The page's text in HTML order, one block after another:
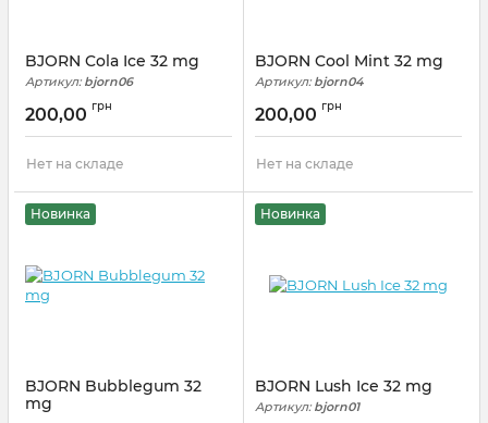
BJORN Cola Ice 32 mg
Артикул:bjorn06
200,00 грн
Нет на складе
BJORN Cool Mint 32 mg
Артикул:bjorn04
200,00 грн
Нет на складе
Новинка
BJORN Bubblegum 32
mg
Новинка
BJORN Lush Ice 32 mg
Артикул:bjorn01